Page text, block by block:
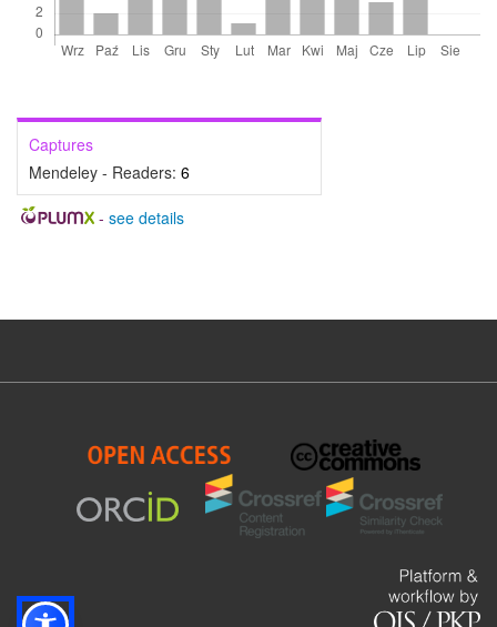
Captures
Mendeley - Readers: 6
- see details